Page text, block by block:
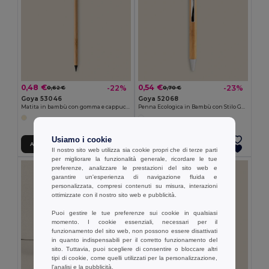
0,48 €0,62 € -22%
Goya 53046
Matita in bambù con gomma e cappuccio INFINITE
Aggiungi al carrello
0,54 €0,70 € -23%
Goya 52068
Penna Ecologica in Bambù con Stilo GAZE
Usiamo i cookie
Il nostro sito web utilizza sia cookie propri che di terze parti
per migliorare la funzionalità generale, ricordare le tue
preferenze, analizzare le prestazioni del sito web e
garantire un'esperienza di navigazione fluida e
personalizzata, compresi contenuti su misura, interazioni
ottimizzate con il nostro sito web e pubblicità.
Puoi gestire le tue preferenze sui cookie in qualsiasi
momento. I cookie essenziali, necessari per il
funzionamento del sito web, non possono essere disattivati
in quanto indispensabili per il corretto funzionamento del
sito. Tuttavia, puoi scegliere di consentire o bloccare altri
tipi di cookie, come quelli utilizzati per la personalizzazione,
l'analisi e la pubblicità.